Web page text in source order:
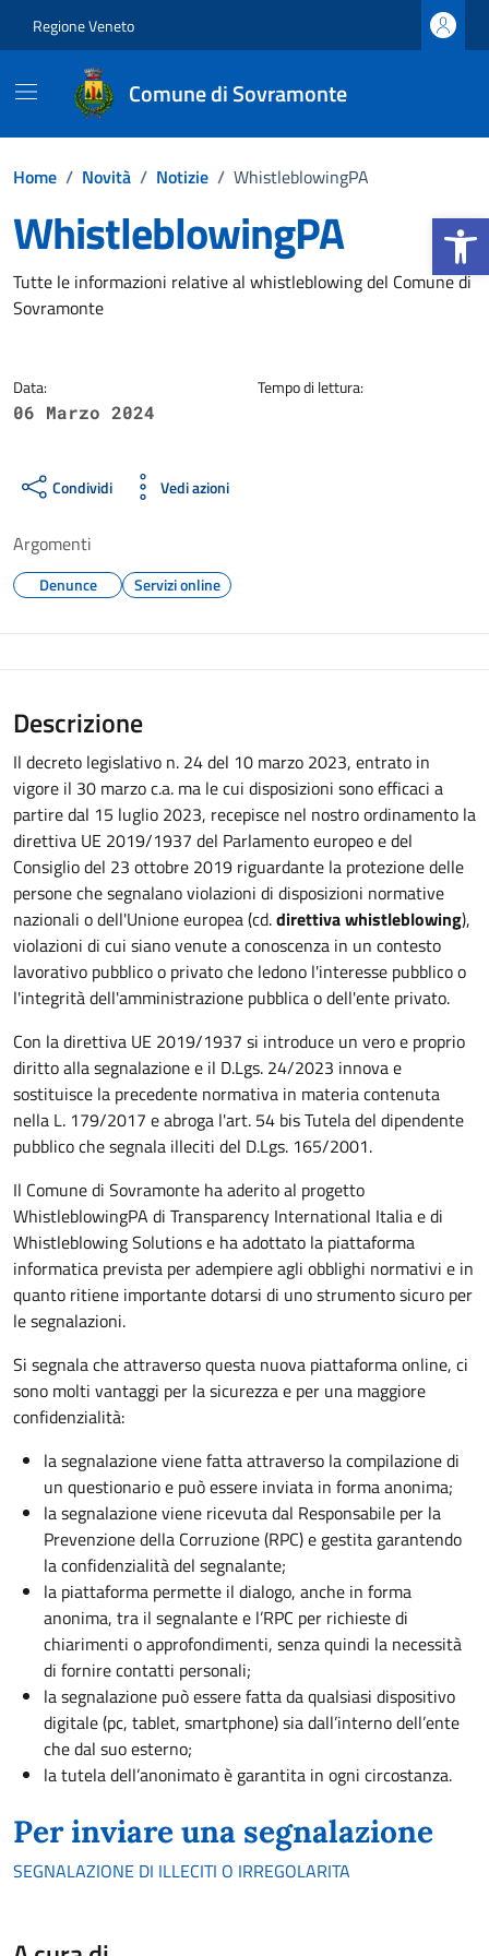
Apri la
Regione Veneto
Comune di Sovramonte
Home / Novità / Notizie / WhistleblowingPA
WhistleblowingPA
Dettagli della notizia
Tutte le informazioni relative al whistleblowing del Comune di
Sovramonte
Data:
06 Marzo 2024
Tempo di lettura:
Condividi Vedi azioni
Argomenti
Denunce Servizi online
Descrizione
Il decreto legislativo n. 24 del 10 marzo 2023, entrato in
vigore il 30 marzo c.a. ma le cui disposizioni sono efficaci a
partire dal 15 luglio 2023, recepisce nel nostro ordinamento la
direttiva UE 2019/1937 del Parlamento europeo e del
Consiglio del 23 ottobre 2019 riguardante la protezione delle
persone che segnalano violazioni di disposizioni normative
nazionali o dell'Unione europea (cd.direttiva whistleblowing),
violazioni di cui siano venute a conoscenza in un contesto
lavorativo pubblico o privato che ledono l'interesse pubblico o
l'integrità dell'amministrazione pubblica o dell'ente privato.
Con la direttiva UE 2019/1937 si introduce un vero e proprio
diritto alla segnalazione e il D.Lgs. 24/2023 innova e
sostituisce la precedente normativa in materia contenuta
nella L. 179/2017 e abroga l'art. 54 bis Tutela del dipendente
pubblico che segnala illeciti del D.Lgs. 165/2001.
Il Comune di Sovramonte ha aderito al progetto
WhistleblowingPA di Transparency International Italia e di
Whistleblowing Solutions e ha adottato la piattaforma
informatica prevista per adempiere agli obblighi normativi e in
quanto ritiene importante dotarsi di uno strumento sicuro per
le segnalazioni.
Si segnala che attraverso questa nuova piattaforma online, ci
sono molti vantaggi per la sicurezza e per una maggiore
confidenzialità:
la segnalazione viene fatta attraverso la compilazione di
un questionario e può essere inviata in forma anonima;
la segnalazione viene ricevuta dal Responsabile per la
Prevenzione della Corruzione (RPC) e gestita garantendo
la confidenzialità del segnalante;
la piattaforma permette il dialogo, anche in forma
anonima, tra il segnalante e l’RPC per richieste di
chiarimenti o approfondimenti, senza quindi la necessità
di fornire contatti personali;
la segnalazione può essere fatta da qualsiasi dispositivo
digitale (pc, tablet, smartphone) sia dall’interno dell’ente
che dal suo esterno;
la tutela dell’anonimato è garantita in ogni circostanza.
Per inviare una segnalazione
SEGNALAZIONE DI ILLECITI O IRREGOLARITA